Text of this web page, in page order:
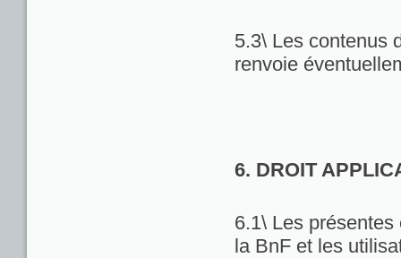
5.3\ Les contenus
renvoie
6. DROIT
6.1\ Les
la BnF et les